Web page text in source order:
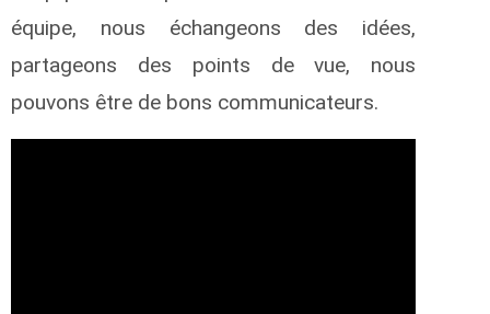
équipe, nous échangeons des idées,
partageons des points de vue, nous
pouvons être de bons communicateurs.